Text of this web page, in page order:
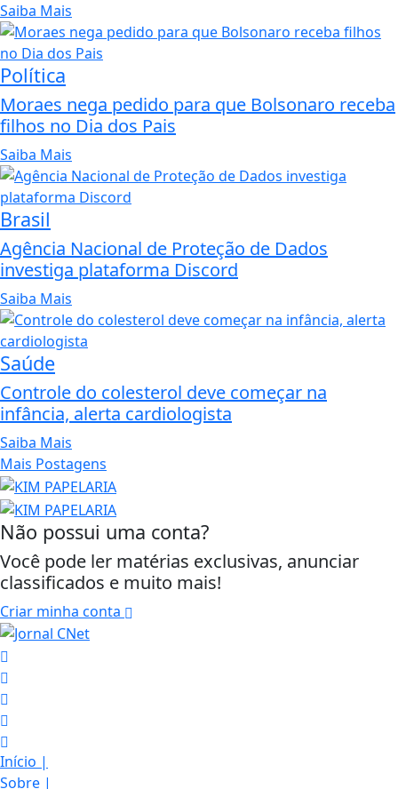
Saiba Mais
Política
Moraes nega pedido para que Bolsonaro receba
filhos no Dia dos Pais
Saiba Mais
Brasil
Agência Nacional de Proteção de Dados
investiga plataforma Discord
Saiba Mais
Saúde
Controle do colesterol deve começar na
infância, alerta cardiologista
Saiba Mais
Mais Postagens
Não possui uma conta?
Você pode ler matérias exclusivas, anunciar
classificados e muito mais!
Criar minha conta
Início |
Sobre |